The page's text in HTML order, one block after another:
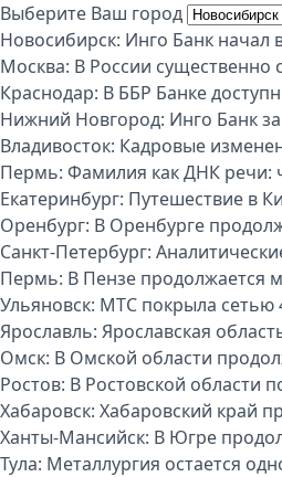
Выберите Ваш город
Новосибирск: Инго Банк начал
Москва: В России существенно
Краснодар: В ББР Банке
Нижний Новгород: Инго Банк
Владивосток: Кадровые
Пермь: Фамилия как ДНК речи:
Екатеринбург: Путешествие в
Оренбург: В Оренбурге
Санкт-Петербург:
Пермь: В Пензе продолжается
Ульяновск: МТС покрыла сетью
Ярославль: Ярославская
Омск: В Омской области
Ростов: В Ростовской области
Хабаровск: Хабаровский край
Ханты-Мансийск: В Югре
Тула: Металлургия остается